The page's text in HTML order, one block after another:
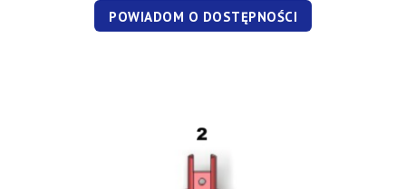
POWIADOM O DOSTĘPNOŚCI